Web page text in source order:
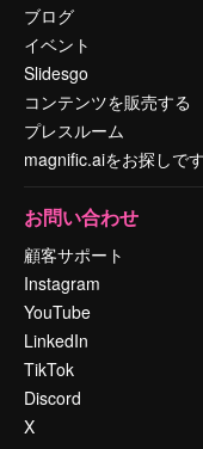
ブログ
イベント
Slidesgo
コンテンツを販売する
プレスルーム
magnific.aiをお探しで
お問い合わせ
顧客サポート
Instagram
YouTube
LinkedIn
TikTok
Discord
X